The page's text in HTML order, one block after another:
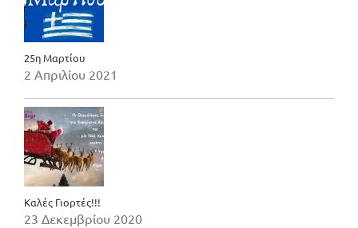
25η Μαρτίου
2 Απριλίου 2021
Καλές Γιορτές!!!
23 Δεκεμβρίου 2020